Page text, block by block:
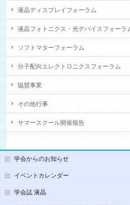
液晶ディスプレイフォーラム
液晶フォトニクス・光デバイスフォーラ
ソフトマターフォーラム
分子配向エレクトロニクスフォーラム
協賛事業
その他行事
サマースクール開催報告
学会からのお知らせ
イベントカレンダー
学会誌 液晶